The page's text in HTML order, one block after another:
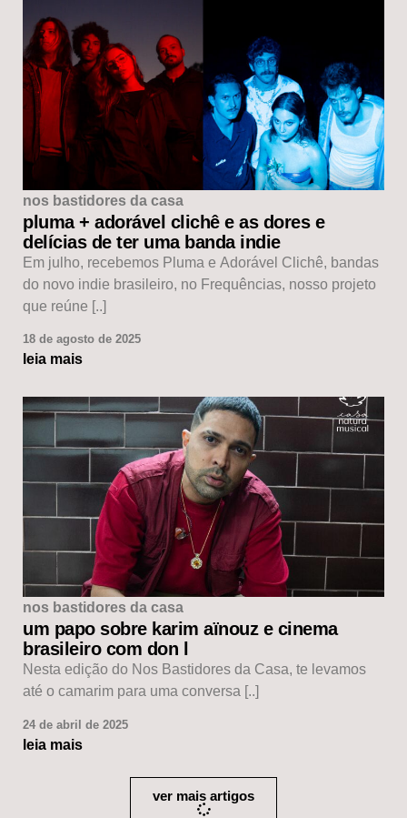
nos bastidores da casa
pluma + adorável clichê e as dores e
delícias de ter uma banda indie
Em julho, recebemos Pluma e Adorável Clichê, bandas
do novo indie brasileiro, no Frequências, nosso projeto
que reúne [..]
18 de agosto de 2025
leia mais
nos bastidores da casa
um papo sobre karim aïnouz e cinema
brasileiro com don l
Nesta edição do Nos Bastidores da Casa, te levamos
até o camarim para uma conversa [..]
24 de abril de 2025
leia mais
ver mais artigos